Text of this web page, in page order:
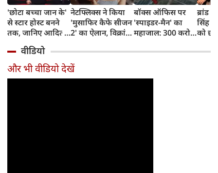
'छोटा बच्चा जान के'
से स्टार होस्ट बनने
तक, जानिए आदित्य
सफर
नेटफ्लिक्स ने किया
'मुसाफिर कैफे सीजन
2' का ऐलान, विक्रांत
अधूरी मोहब्बत की
कहानी पूरी करने
बॉक्स ऑफिस पर
'स्पाइडर-मैन' का
महाजाल: 300 करोड़
पर नजर
ब्रांड
सिंह ने
को
नंबर-1
वीडियो
और भी वीडियो देखें